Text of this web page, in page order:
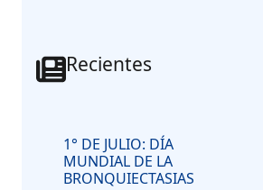
Recientes
1° DE JULIO: DÍA
MUNDIAL DE LA
BRONQUIECTASIAS